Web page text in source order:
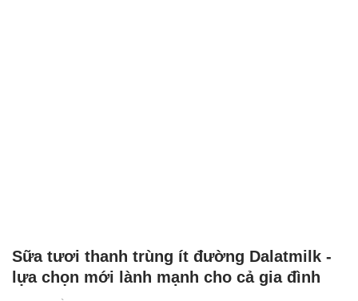
Sữa tươi thanh trùng ít đường Dalatmilk -
lựa chọn mới lành mạnh cho cả gia đình